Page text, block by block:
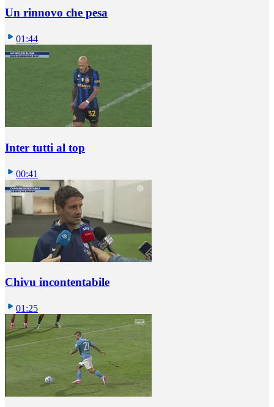
Un rinnovo che pesa
01:44
Inter tutti al top
00:41
Chivu incontentabile
01:25